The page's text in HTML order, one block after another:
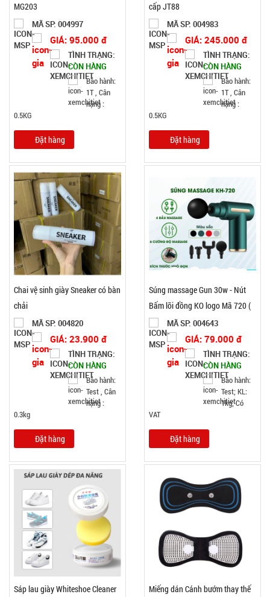
MG203
MÃ SP: 004997
GIÁ: 95.000 đ
TÌNH TRẠNG:
CÒN HÀNG
Bảo hành:
1T , Cân
nặng :
0.5KG
Đặt hàng
cấp JT88
MÃ SP: 004983
GIÁ: 245.000 đ
TÌNH TRẠNG:
CÒN HÀNG
Bảo hành:
1T , Cân
nặng :
0.5KG
Đặt hàng
Chai vệ sinh giày Sneaker có bàn
chải
MÃ SP: 004820
GIÁ: 23.900 đ
TÌNH TRẠNG:
CÒN HÀNG
Bảo hành:
Test , Cân
nặng :
0.3kg
Đặt hàng
Súng massage Gun 30w - Nút
Bấm lõi đồng KO logo Mã 720 (
T20 )
MÃ SP: 004643
GIÁ: 79.000 đ
TÌNH TRẠNG:
CÒN HÀNG
Bảo hành:
Test; KL:
1kg; Có
VAT
Đặt hàng
Sáp lau giày Whiteshoe Cleaner Miếng dán Cánh bướm thay thế